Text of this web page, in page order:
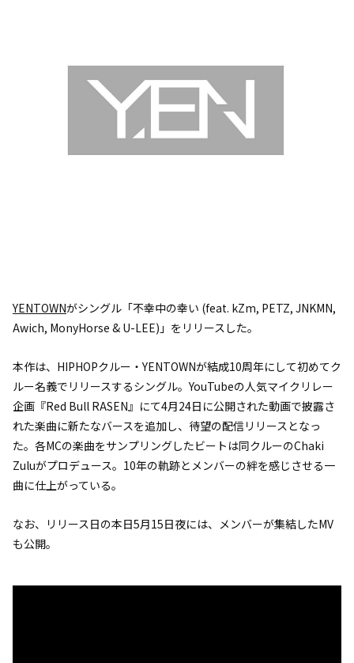
YENTOWNがシングル「不幸中の幸い (feat. kZm, PETZ, JNKMN,
Awich, MonyHorse & U-LEE)」をリリースした。
本作は、HIPHOPクルー・YENTOWNが結成10周年にして初めてク
ルー名義でリリースするシングル。YouTubeの人気マイクリレー
企画『Red Bull RASEN』にて4月24日に公開された動画で披露さ
れた楽曲に新たなバースを追加し、待望の配信リリースとなっ
た。各MCの楽曲をサンプリングしたビートは同クルーのChaki
Zuluがプロデュース。10年の軌跡とメンバーの絆を感じさせる一
曲に仕上がっている。
なお、リリース日の本日5月15日夜には、メンバーが集結したMV
も公開。